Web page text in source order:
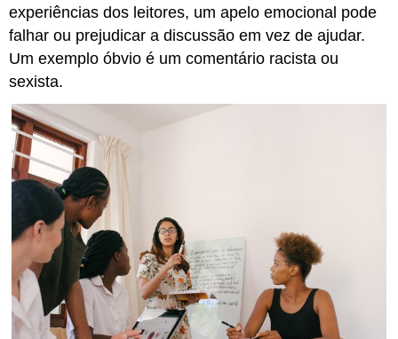
experiências dos leitores, um apelo emocional pode
falhar ou prejudicar a discussão em vez de ajudar.
Um exemplo óbvio é um comentário racista ou
sexista.